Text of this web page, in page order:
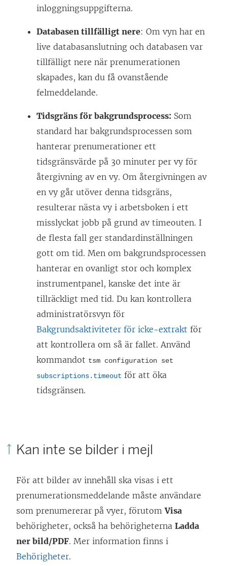
inloggningsuppgifterna.
Databasen tillfälligt nere: Om vyn har en
live databasanslutning och databasen var
tillfälligt nere när prenumerationen
skapades, kan du få ovanstående
felmeddelande.
Tidsgräns för bakgrundsprocess: Som
standard har bakgrundsprocessen som
hanterar prenumerationer ett
tidsgränsvärde på 30 minuter per vy för
återgivning av en vy. Om återgivningen av
en vy går utöver denna tidsgräns,
resulterar nästa vy i arbetsboken i ett
misslyckat jobb på grund av timeouten. I
de flesta fall ger standardinställningen
gott om tid. Men om bakgrundsprocessen
hanterar en ovanligt stor och komplex
instrumentpanel, kanske det inte är
tillräckligt med tid. Du kan kontrollera
administratörsvyn för
Bakgrundsaktiviteter för icke-extrakt för
att kontrollera om så är fallet. Använd
kommandot tsm configuration set
subscriptions.timeout för att öka
tidsgränsen.
Kan inte se bilder i mejl
För att bilder av innehåll ska visas i ett
prenumerationsmeddelande måste användare
som prenumererar på vyer, förutomVisa
behörigheter, också ha behörigheterna Ladda
ner bild/PDF. Mer information finns i
Behörigheter.